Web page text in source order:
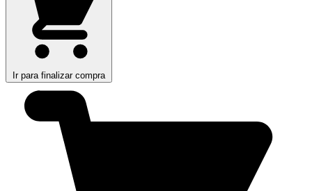
Ir para finalizar compra